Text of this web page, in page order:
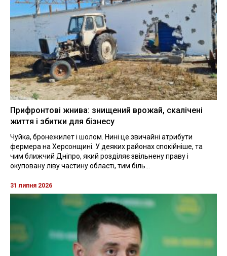
Прифронтові жнива: знищений врожай, скалічені
життя і збитки для бізнесу
Чуйка, бронежилет і шолом. Нині це звичайні атрибути
фермера на Херсонщині. У деяких районах спокійніше, та
чим ближчий Дніпро, який розділяє звільнену праву і
окуповану ліву частину області, тим біль...
31 липня 2026